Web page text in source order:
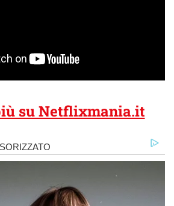
su Netflixmania.it